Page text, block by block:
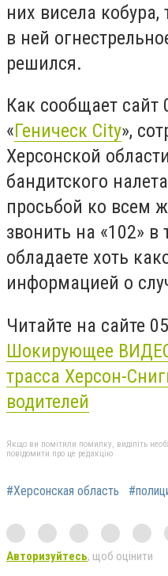
них висела
в ней
решился.
Как сообщает сайт
«Геническ City»,
Херсонской
бандитского
просьбой ко всем
звонить на «102» в
обладаете хоть
информацией о
Читайте на сайте
Шокирующее
трасса Херсон-
водителей
Якщо ви помітили помилку, виділіть
повідомити про це редакцію
#Херсонская область
Авторизуйтесь, щоб оцінити